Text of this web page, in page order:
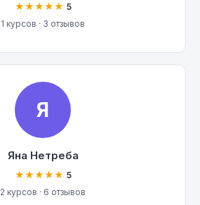
★★★★★ 5
1 курсов · 3 отзывов
Я
Яна Нетреба
★★★★★ 5
2 курсов · 6 отзывов